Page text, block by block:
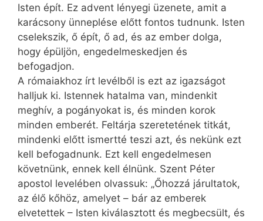
Isten épít. Ez advent lényegi üzenete, amit a
karácsony ünneplése előtt fontos tudnunk. Isten
cselekszik, ő épít, ő ad, és az ember dolga,
hogy épüljön, engedelmeskedjen és
befogadjon.
A rómaiakhoz írt levélből is ezt az igazságot
halljuk ki. Istennek hatalma van, mindenkit
meghív, a pogányokat is, és minden korok
minden emberét. Feltárja szeretetének titkát,
mindenki előtt ismertté teszi azt, és nekünk ezt
kell befogadnunk. Ezt kell engedelmesen
követnünk, ennek kell élnünk. Szent Péter
apostol levelében olvassuk: „Őhozzá járultatok,
az élő kőhöz, amelyet – bár az emberek
elvetettek – Isten kiválasztott és megbecsült, és